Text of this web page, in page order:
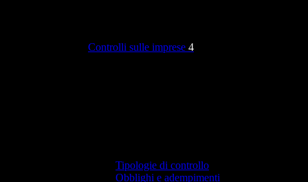
Controlli sulle imprese 4
Tipologie di controllo
Obblighi e adempimenti